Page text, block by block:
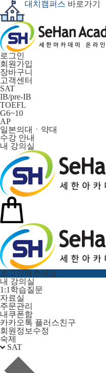
대치캠퍼스 바로가기
로그인
회원가입
장바구니
고객센터
SAT
IB/pre-IB
TOEFL
G6~10
AP
일본의대ㆍ약대
수강 안내
내 강의실
로그인해주세요
내 강의실
1:1학습질문
자료실
주문관리
내쿠폰함
카카오톡 플러스친구
회원정보수정
숙제
SAT